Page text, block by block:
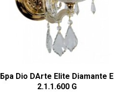
Бра Dio DArte Elite Diamante E
2.1.1.600 G